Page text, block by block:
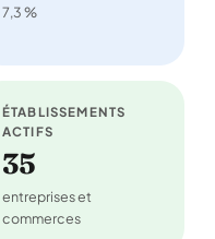
7,3 %
ÉTABLISSEMENTS
ACTIFS
35
entreprises et
commerces